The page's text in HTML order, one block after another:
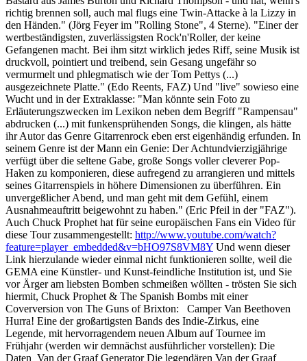
richtig brennen soll, auch mal flugs eine Twin-Attacke à la Lizzy in
den Händen." (Jörg Feyer im "Rolling Stone", 4 Sterne). "Einer der
wertbeständigsten, zuverlässigsten Rock'n'Roller, der keine
Gefangenen macht. Bei ihm sitzt wirklich jedes Riff, seine Musik ist
druckvoll, pointiert und treibend, sein Gesang ungefähr so
vermurmelt und phlegmatisch wie der Tom Pettys (...)
ausgezeichnete Platte." (Edo Reents, FAZ) Und "live" sowieso eine
Wucht und in der Extraklasse: "Man könnte sein Foto zu
Erläuterungszwecken im Lexikon neben dem Begriff "Rampensau"
abdrucken (...) mit funkensprühenden Songs, die klingen, als hätte
ihr Autor das Genre Gitarrenrock eben erst eigenhändig erfunden. In
seinem Genre ist der Mann ein Genie: Der Achtundvierzigjährige
verfügt über die seltene Gabe, große Songs voller cleverer Pop-
Haken zu komponieren, diese aufregend zu arrangieren und mittels
seines Gitarrenspiels in höhere Dimensionen zu überführen. Ein
unvergeßlicher Abend, und man geht mit dem Gefühl, einem
Ausnahmeauftritt beigewohnt zu haben." (Eric Pfeil in der "FAZ").
Auch Chuck Prophet hat für seine europäischen Fans ein Video für
diese Tour zusammengestellt: http://www.youtube.com/watch?
feature=player_embedded&v=bHO97S8VM8Y Und wenn dieser
Link hierzulande wieder einmal nicht funktionieren sollte, weil die
GEMA eine Künstler- und Kunst-feindliche Institution ist, und Sie
vor Ärger am liebsten Bomben schmeißen wöllten - trösten Sie sich
hiermit, Chuck Prophet & The Spanish Bombs mit einer
Coverversion von The Guns of Brixton: Camper Van Beethoven
Hurra! Eine der großartigsten Bands des Indie-Zirkus, eine
Legende, mit hervorragendem neuen Album auf Tournee im
Frühjahr (werden wir demnächst ausführlicher vorstellen): Die
Daten Van der Graaf Generator Die legendären Van der Graaf